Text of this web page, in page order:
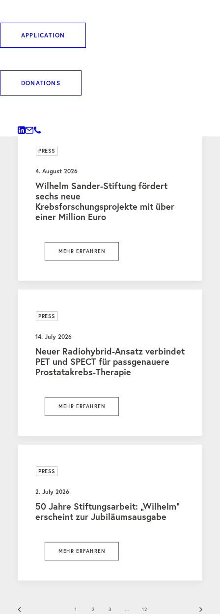
APPLICATION
DONATIONSWEITERE BEITRÄGE
PRESS
4. August 2026
Wilhelm Sander-Stiftung fördert
sechs neue
Krebsforschungsprojekte mit über
einer Million Euro
MEHR ERFAHREN
PRESS
14. July 2026
Neuer Radiohybrid-Ansatz verbindet
PET und SPECT für passgenauere
Prostatakrebs-Therapie
MEHR ERFAHREN
PRESS
2. July 2026
50 Jahre Stiftungsarbeit: „Wilhelm“
erscheint zur Jubiläumsausgabe
MEHR ERFAHREN
1 2 3 12